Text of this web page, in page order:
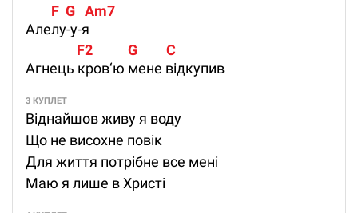
        F  G   Am7
Алелу-у-я
                F2           G         C
Агнець кров‘ю мене відкупив
3 КУПЛЕТ
Віднайшов живу я воду
Що не висохне повік
Для життя потрібне все мені
Маю я лише в Христі